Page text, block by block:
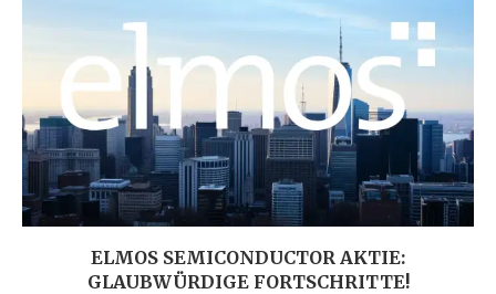
ELMOS SEMICONDUCTOR AKTIE:
GLAUBWÜRDIGE FORTSCHRITTE!